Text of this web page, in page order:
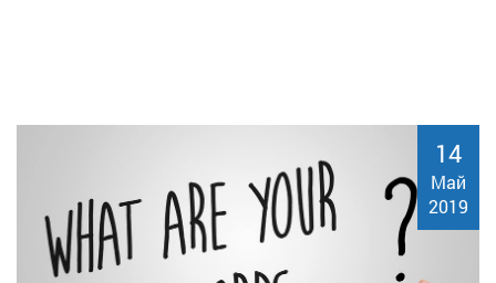
14
Май
2019